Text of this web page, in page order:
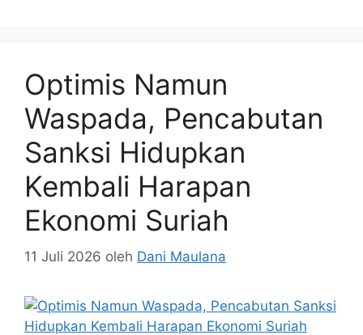
Optimis Namun
Waspada, Pencabutan
Sanksi Hidupkan
Kembali Harapan
Ekonomi Suriah
11 Juli 2026 oleh Dani Maulana